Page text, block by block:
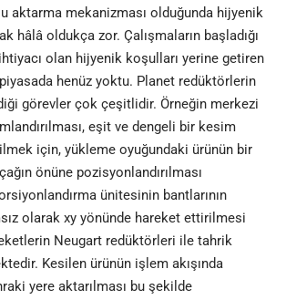
aktarma mekanizması olduğunda hijyenik
hâlâ oldukça zor. Çalışmaların başladığı
olan hijyenik koşulları yerine getiren
henüz yoktu. Planet redüktörlerin
görevler çok çeşitlidir. Örneğin merkezi
eşit ve dengeli bir kesim
için, yükleme oyuğundaki ürünün bir
önüne pozisyonlandırılması
ünitesinin bantlarının
olarak xy yönünde hareket ettirilmesi
Neugart redüktörleri ile tahrik
Kesilen ürünün işlem akışında
yere aktarılması bu şekilde